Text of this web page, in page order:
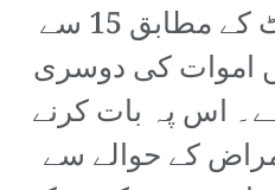
WHO کی ایک رپورٹ کے مطابق 15 سے
اموات کی دوسری
اس پہ بات کرنے
کے حوالے سے